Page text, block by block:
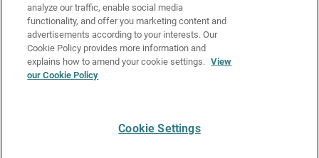
Privacy Policy
Media & Brand Kit
Manage Email Preferences
analyze our traffic, enable social media
functionality, and offer you marketing content and
advertisements according to your interests. Our
Cookie Policy provides more information and
explains how to amend your cookie settings. View
our Cookie Policy
Cookie Settings